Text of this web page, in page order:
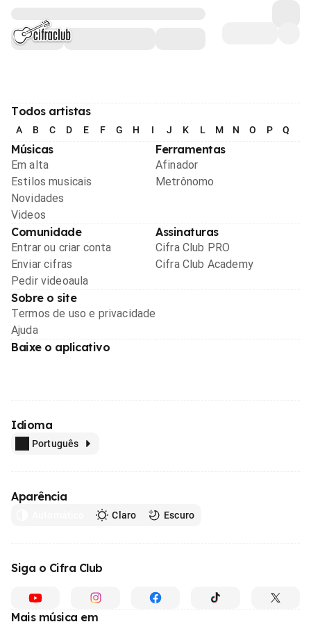
Todos artistas
A B C D E F G H I J K L M N O P Q
Músicas
Em alta
Estilos musicais
Novidades
Videos
Ferramentas
Afinador
Metrônomo
Comunidade
Entrar ou criar conta
Enviar cifras
Pedir videoaula
Assinaturas
Cifra Club PRO
Cifra Club Academy
Sobre o site
Termos de uso e privacidade
Ajuda
Baixe o aplicativo
Idioma
Português
Aparência
Claro Escuro
Siga o Cifra Club
Mais música em